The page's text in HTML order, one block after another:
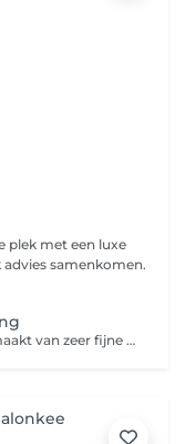
plek met een luxe
samenkomen.
Bij microneedling wordt er gebruik gemaakt van zeer fijne naaldjes die op hoog tempo vibreren in de huid. Zo maken de naaldjes kleine verticale geultjes in de huid waardoor de aanmaak van collageen en elastine wordt gestimuleerd. Dit levert een egalere en stevigere huid op. Ook worden acnelittekens en fijne lijntjes minder zichtbaar. Bij microneedling met een dermaroller wordt er gebruik gemaakt van een roller uitgerust met hele fijne naaldjes. Hiermee wordt de huid als het ware 'beschadigd'. Dit stimuleert de huidvernieuwing, waardoor deze soepeler, egaler en stralender wordt. Het voordeel van een dermapen ten opzichte van een Dermaroller is dat je minder hersteltijd nodig hebt en dat de behandeling prettiger is om te ondergaan.